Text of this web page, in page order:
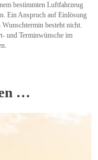
bestimmten Luftfahrzeug
Ein Anspruch auf Einlösung
besteht nicht.
und Terminwünsche im
…